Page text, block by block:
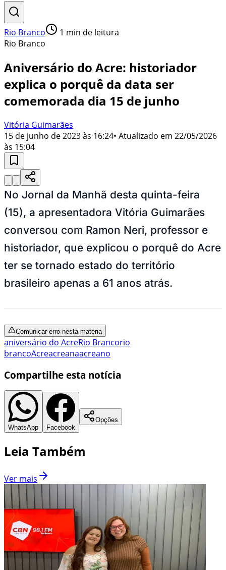
Rio Branco 1 min de leitura
Rio Branco
Aniversário do Acre: historiador
explica o porquê da data ser
comemorada dia 15 de junho
Vitória Guimarães
15 de junho de 2023 às 16:24• Atualizado em 22/05/2026
às 15:04
No Jornal da Manhã desta quinta-feira
(15), a apresentadora Vitória Guimarães
conversou com Ramon Neri, professor e
historiador, que explicou o porquê do Acre
ter se tornado estado do território
brasileiro apenas a 61 anos atrás.
Comunicar erro nesta matéria
aniversário do AcreRio Brancorio
brancoAcreacreanaacreano
Compartilhe esta notícia
WhatsApp Facebook
Opções
Leia Também
Ver mais